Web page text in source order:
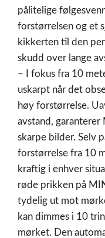
pålitelige
forstørrelsen og et
kikkerten til den
skudd over lange
– I fokus fra 10
uskarpt når det
høy forstørrelse.
avstand,
skarpe bilder. Selv
forstørrelse fra 10
kraftig i enhver
røde prikken på
tydelig ut mot
kan dimmes i 10
mørket. Den